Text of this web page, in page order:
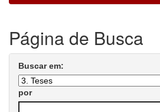
Página de Busca
Buscar em:
por